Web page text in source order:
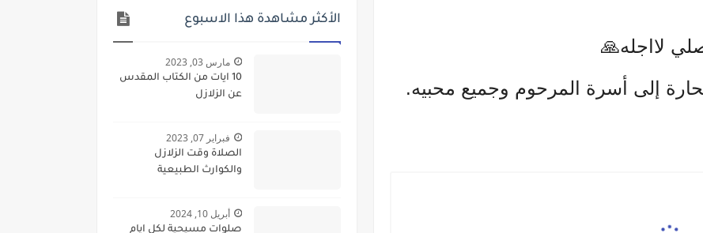
لااجله🙏
إلى أسرة المرحوم وجميع محبيه.
الأكثر مشاهدة هذا الاسبوع
مارس 03, 2023
10 ايات من الكتاب المقدس
عن الزلازل
فبراير 07, 2023
الصلاة وقت الزلازل
والكوارث الطبيعية
أبريل 10, 2024
صلوات مسيحية لكل ايام